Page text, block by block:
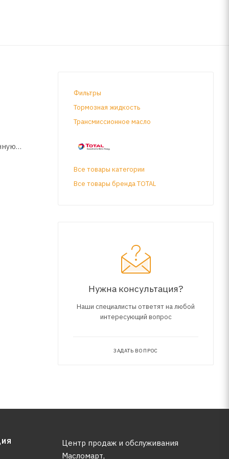
Фильтры
Тормозная жидкость
Трансмиссионное масло
Все товары категории
Все товары бренда TOTAL
Нужна консультация?
Наши специалисты ответят на любой
интересующий вопрос
ЗАДАТЬ ВОПРОС
Центр продаж и обслуживания
Масломарт,